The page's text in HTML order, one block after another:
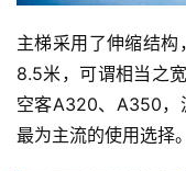
主梯采用了伸缩结
8.5米，可谓相当之
空客A320、A350，
最为主流的使用选择。